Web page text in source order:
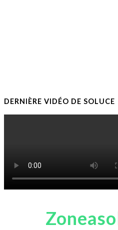
DERNIÈRE VIDÉO DE SOLUCE